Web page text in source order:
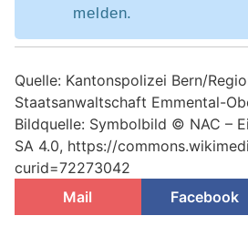
melden.
Quelle: Kantonspolizei Bern/
Staatsanwaltschaft Emmental-
Bildquelle: Symbolbild © NAC –
SA 4.0, https://
curid=72273042
Mail
Facebook